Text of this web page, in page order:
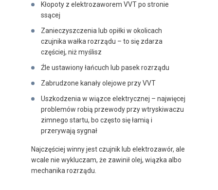
Kłopoty z elektrozaworem VVT po stronie
ssącej
Zanieczyszczenia lub opiłki w okolicach
czujnika wałka rozrządu – to się zdarza
częściej, niż myślisz
Źle ustawiony łańcuch lub pasek rozrządu
Zabrudzone kanały olejowe przy VVT
Uszkodzenia w wiązce elektrycznej – najwięcej
problemów robią przewody przy wtryskiwaczu
zimnego startu, bo często się łamią i
przerywają sygnał
Najczęściej winny jest czujnik lub elektrozawór, ale
wcale nie wykluczam, że zawinił olej, wiązka albo
mechanika rozrządu.